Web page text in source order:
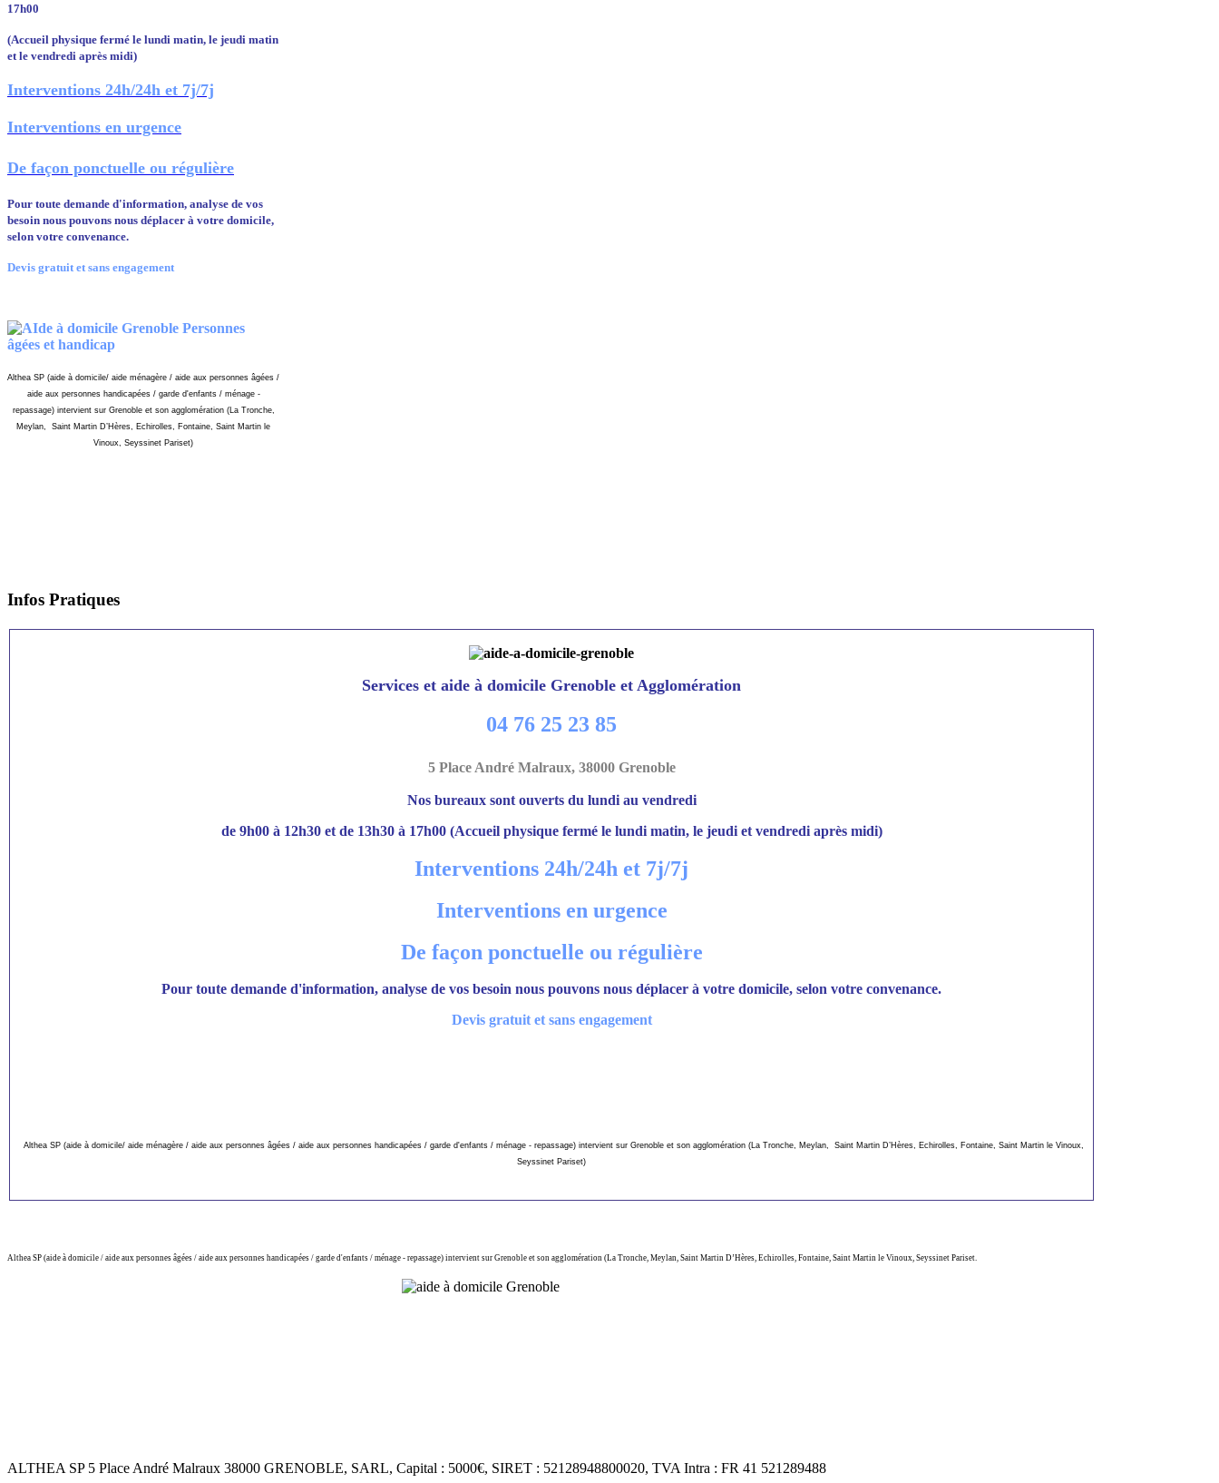
17h00
(Accueil physique fermé le lundi matin, le jeudi matin
et le vendredi après midi)
Interventions 24h/24h et 7j/7j
Interventions en urgence
De façon ponctuelle ou régulière
Pour toute demande d'information, analyse de vos
besoin nous pouvons nous déplacer à votre domicile,
selon votre convenance.
Devis gratuit et sans engagement
Althea SP (aide à domicile/ aide ménagère / aide aux personnes âgées /
aide aux personnes handicapées / garde d'enfants / ménage -
repassage) intervient sur Grenoble et son agglomération (La Tronche,
Meylan, Saint Martin D’Hères, Echirolles, Fontaine, Saint Martin le
Vinoux, Seyssinet Pariset)
Infos Pratiques
Services et aide à domicile Grenoble et Agglomération
04 76 25 23 85
5 Place André Malraux, 38000 Grenoble
Nos bureaux sont ouverts du lundi au vendredi
de 9h00 à 12h30 et de 13h30 à 17h00 (Accueil physique fermé le lundi matin, le jeudi et vendredi après midi)
Interventions 24h/24h et 7j/7j
Interventions en urgence
De façon ponctuelle ou régulière
Pour toute demande d'information, analyse de vos besoin nous pouvons nous déplacer à votre domicile, selon votre convenance.
Devis gratuit et sans engagement
Althea SP (aide à domicile/ aide ménagère / aide aux personnes âgées / aide aux personnes handicapées / garde d'enfants / ménage - repassage) intervient sur Grenoble et son agglomération (La Tronche, Meylan, Saint Martin D’Hères, Echirolles, Fontaine, Saint Martin le Vinoux,
Seyssinet Pariset)
Althea SP (aide à domicile / aide aux personnes âgées / aide aux personnes handicapées / garde d'enfants / ménage - repassage) intervient sur Grenoble et son agglomération (La Tronche, Meylan, Saint Martin D’Hères, Echirolles, Fontaine, Saint Martin le Vinoux, Seyssinet Pariset.
ALTHEA SP 5 Place André Malraux 38000 GRENOBLE, SARL, Capital : 5000€, SIRET : 52128948800020, TVA Intra : FR 41 521289488